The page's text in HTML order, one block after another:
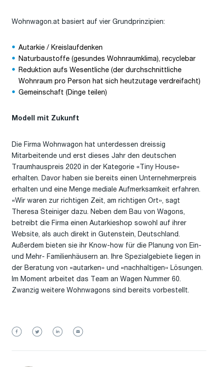
Wohnwagon.at basiert auf vier Grundprinzipien:
Autarkie / Kreislaufdenken
Naturbaustoffe (gesundes Wohnraumklima), recyclebar
Reduktion aufs Wesentliche (der durchschnittliche
Wohnraum pro Person hat sich heutzutage verdreifacht)
Gemeinschaft (Dinge teilen)
Modell mit Zukunft
Die Firma Wohnwagon hat unterdessen dreissig
Mitarbeitende und erst dieses Jahr den deutschen
Traumhauspreis 2020 in der Kategorie «Tiny House»
erhalten. Davor haben sie bereits einen Unternehmerpreis
erhalten und eine Menge mediale Aufmerksamkeit erfahren.
«Wir waren zur richtigen Zeit, am richtigen Ort», sagt
Theresa Steiniger dazu. Neben dem Bau von Wagons,
betreibt die Firma einen Autarkieshop sowohl auf ihrer
Website, als auch direkt in Gutenstein, Deutschland.
Außerdem bieten sie ihr Know-how für die Planung von Ein-
und Mehr- Familienhäusern an. Ihre Spezialgebiete liegen in
der Beratung von «autarken» und «nachhaltigen» Lösungen.
Im Moment arbeitet das Team an Wagen Nummer 60.
Zwanzig weitere Wohnwagons sind bereits vorbestellt.